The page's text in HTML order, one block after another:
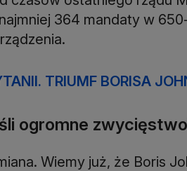
364 mandaty w
TRIUMF BORISA
ogromne
Wiemy już, że Boris